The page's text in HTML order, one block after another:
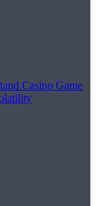
Casino Game